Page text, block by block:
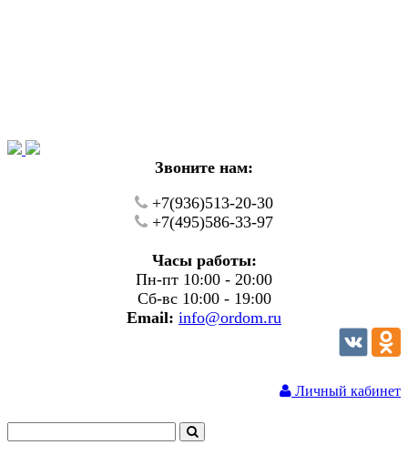
Звоните нам:
+7(936)513-20-30
+7(495)586-33-97
Часы работы:
Пн-пт 10:00 - 20:00
Сб-вс 10:00 - 19:00
Email: info@ordom.ru
Личный кабинет